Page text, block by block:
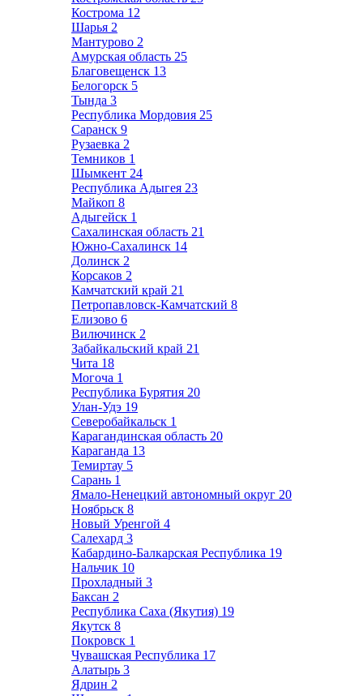
Кострома 12
Шарья 2
Мантурово 2
Амурская область 25
Благовещенск 13
Белогорск 5
Тында 3
Республика Мордовия 25
Саранск 9
Рузаевка 2
Темников 1
Шымкент 24
Республика Адыгея 23
Майкоп 8
Адыгейск 1
Сахалинская область 21
Южно-Сахалинск 14
Долинск 2
Корсаков 2
Камчатский край 21
Петропавловск-Камчатский 8
Елизово 6
Вилючинск 2
Забайкальский край 21
Чита 18
Могоча 1
Республика Бурятия 20
Улан-Удэ 19
Северобайкальск 1
Карагандинская область 20
Караганда 13
Темиртау 5
Сарань 1
Ямало-Ненецкий автономный округ 20
Ноябрьск 8
Новый Уренгой 4
Салехард 3
Кабардино-Балкарская Республика 19
Нальчик 10
Прохладный 3
Баксан 2
Республика Саха (Якутия) 19
Якутск 8
Покровск 1
Чувашская Республика 17
Алатырь 3
Ядрин 2